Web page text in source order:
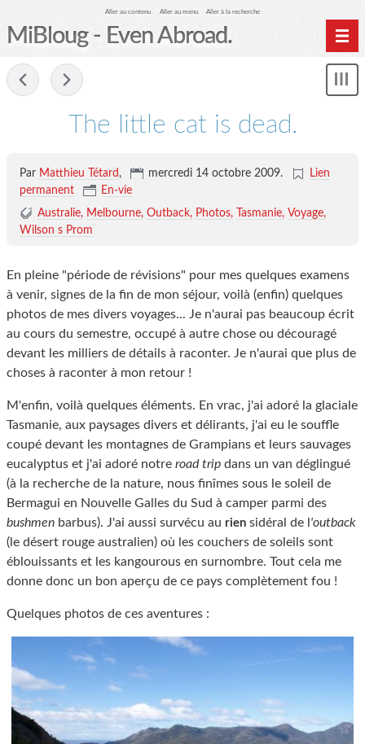
Aller au contenu Aller au menu Aller à la recherche
MiBloug - Even Abroad.
The little cat is dead.
Par Matthieu Tétard , mercredi 14 octobre 2009.
Lien
permanent
En-vie
Australie
Melbourne Outback Photos Tasmanie Voyage
Wilson s Prom
En pleine "période de révisions" pour mes quelques examens
à venir, signes de la fin de mon séjour, voilà (enfin) quelques
photos de mes divers voyages... Je n'aurai pas beaucoup écrit
au cours du semestre, occupé à autre chose ou découragé
devant les milliers de détails à raconter. Je n'aurai que plus de
choses à raconter à mon retour !
M'enfin, voilà quelques éléments. En vrac, j'ai adoré la glaciale
Tasmanie, aux paysages divers et délirants, j'ai eu le souffle
coupé devant les montagnes de Grampians et leurs sauvages
eucalyptus et j'ai adoré notre road trip dans un van déglingué
(à la recherche de la nature, nous finîmes sous le soleil de
Bermagui en Nouvelle Galles du Sud à camper parmi des
bushmen barbus). J'ai aussi survécu au rien sidéral de l 'outback
(le désert rouge australien) où les couchers de soleils sont
éblouissants et les kangourous en surnombre. Tout cela me
donne donc un bon aperçu de ce pays complètement fou !
Quelques photos de ces aventures :